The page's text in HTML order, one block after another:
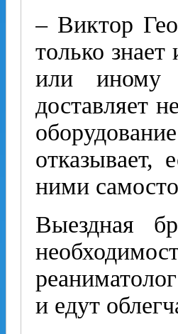
– Виктор
только
или иному
доставляет
отказывает,
ними
Выездная
и едут